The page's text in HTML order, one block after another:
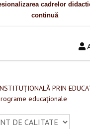
cadrelor
continuă
PRIN
educaționale